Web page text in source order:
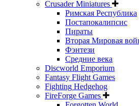
Crusader Miniatures
Римская Республика
Постапокалипсис
Пираты
Вторая Мировая
Фэнтези
Средние века
Discworld Emporium
Fantasy Flight Games
Fighting Hedgehog
FireForge Games